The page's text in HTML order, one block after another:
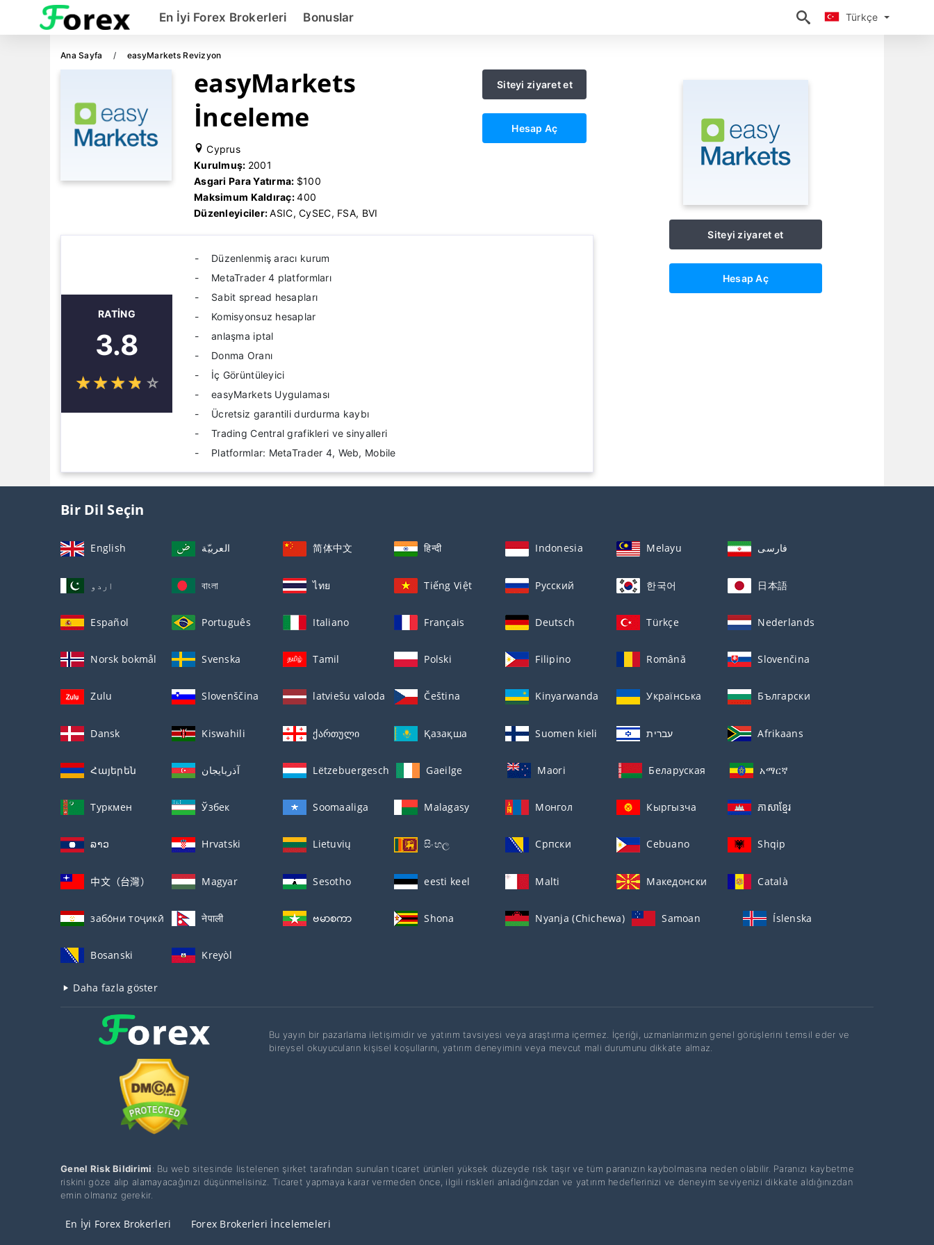
Türkçe
En İyi Forex Brokerleri Bonuslar Türkçe
Ana Sayfa easyMarkets Revizyon
easyMarkets
İnceleme
Cyprus
Kurulmuş: 2001
Asgari Para Yatırma: $100
Maksimum Kaldıraç:400
Düzenleyiciler:ASIC, CySEC, FSA, BVI
Siteyi ziyaret et
Hesap Aç
RATING
3.8
☆☆☆☆ ☆
★★★★ ★
Düzenlenmiş aracı kurum
MetaTrader 4 platformları
Sabit spread hesapları
Komisyonsuz hesaplar
anlaşma iptal
Donma Oranı
İç Görüntüleyici
easyMarkets Uygulaması
Ücretsiz garantili durdurma kaybı
Trading Central grafikleri ve sinyalleri
Platformlar: MetaTrader 4, Web, Mobile
Siteyi ziyaret et
Hesap Aç
Bir Dil Seçin
English العربيّة 简体中文 हिन्दी Indonesia Melayu فارسی
اردو বাংলা ไทย Tiếng Việt Русский 한국어 日本語
Español Português Italiano Français Deutsch Türkçe Nederlands
Norsk bokmål Svenska Tamil Polski Filipino Română Slovenčina
Zulu Slovenščina latviešu valoda Čeština Kinyarwanda Українська Български
Dansk Kiswahili ქართული Қазақша Suomen kieli עברית Afrikaans
Հայերեն آذربايجان Lëtzebuergesch Gaeilge Maori Беларуская አማርኛ
Туркмен Ўзбек Soomaaliga Malagasy Монгол Кыргызча ភាសាខ្មែរ
ລາວ Hrvatski Lietuvių සිංහල Српски Cebuano Shqip
中文（台灣） Magyar Sesotho eesti keel Malti Македонски Català
забо́ни тоҷикӣ́ नेपाली ဗမာစကာ Shona Nyanja (Chichewa) Samoan Íslenska
Bosanski Kreyòl
Daha fazla göster
Bu yayın bir pazarlama iletişimidir ve yatırım tavsiyesi veya araştırma içermez. İçeriği, uzmanlarımızın genel görüşlerini temsil eder ve
bireysel okuyucuların kişisel koşullarını, yatırım deneyimini veya mevcut mali durumunu dikkate almaz.
Genel Risk Bildirimi: Bu web sitesinde listelenen şirket tarafından sunulan ticaret ürünleri yüksek düzeyde risk taşır ve tüm paranızın kaybolmasına neden olabilir. Paranızı kaybetme
riskini göze alıp alamayacağınızı düşünmelisiniz. Ticaret yapmaya karar vermeden önce, ilgili riskleri anladığınızdan ve yatırım hedeflerinizi ve deneyim seviyenizi dikkate aldığınızdan
emin olmanız gerekir.
En İyi Forex Brokerleri Forex Brokerleri İncelemeleri